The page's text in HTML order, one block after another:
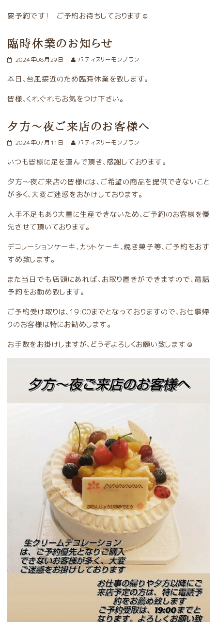
要予約です！ ご予約お待ちしております☺️
臨時休業のお知らせ
2024年08月29日 パティスリーモンブラン
本日、台風接近のため臨時休業を致します。
皆様、くれぐれもお気をつけ下さい。
夕方〜夜ご来店のお客様へ
2024年07月11日 パティスリーモンブラン
いつも皆様に足を運んで頂き、感謝しております。
夕方〜夜ご来店の皆様には、ご希望の商品を提供できないこと
が多く、大変ご迷惑をおかけしております。
人手不足もあり大量に生産できないため、ご予約のお客様を優
先させて頂いております。
デコレーションケーキ、カットケーキ、焼き菓子等、ご予約をおす
すめ致します。
また当日でも店頭にあれば、お取り置きができますので、電話
予約をお勧め致します。
ご予約受け取りは、19:00までとなっておりますので、お仕事帰
りのお客様は特にお勧めします。
お手数をお掛けしますが、どうぞよろしくお願い致します☺️